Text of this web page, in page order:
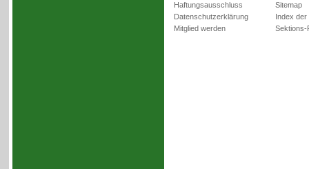
Haftungsausschluss
Datenschutzerklärung
Mitglied werden
Sitemap
Index der
Sektions-